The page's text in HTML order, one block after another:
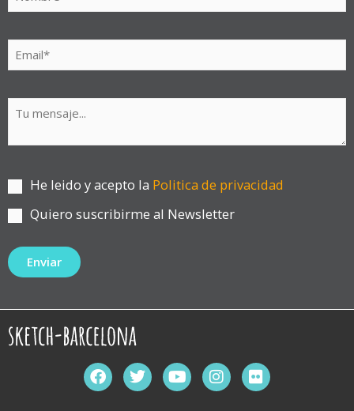
He leido y acepto la Politica de privacidad
Quiero suscribirme al Newsletter
F
a
T
w
Y
o
I
n
F
l